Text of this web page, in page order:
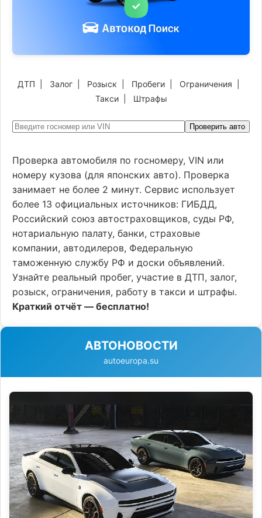
ДТП Залог Розыск Пробеги Ограничения
Такси| Штрафы
Проверить авто
Проверка автомобиля по госномеру, VIN или
номеру кузова (для японских авто). Проверка
занимает не более 2 минут. Сервис использует
более 13 официальных источников: ГИБДД,
Российский союз автостраховщиков, суды РФ,
нотариальную палату, банки, страховые
компании, автодилеров, Федеральную
таможенную службу РФ и доски объявлений.
Узнайте реальный пробег, участие в ДТП, залог,
розыск, ограничения, работу в такси и штрафы.
Краткий отчёт — бесплатно!
АВТОНОВОСТИ
autoeuropa.su